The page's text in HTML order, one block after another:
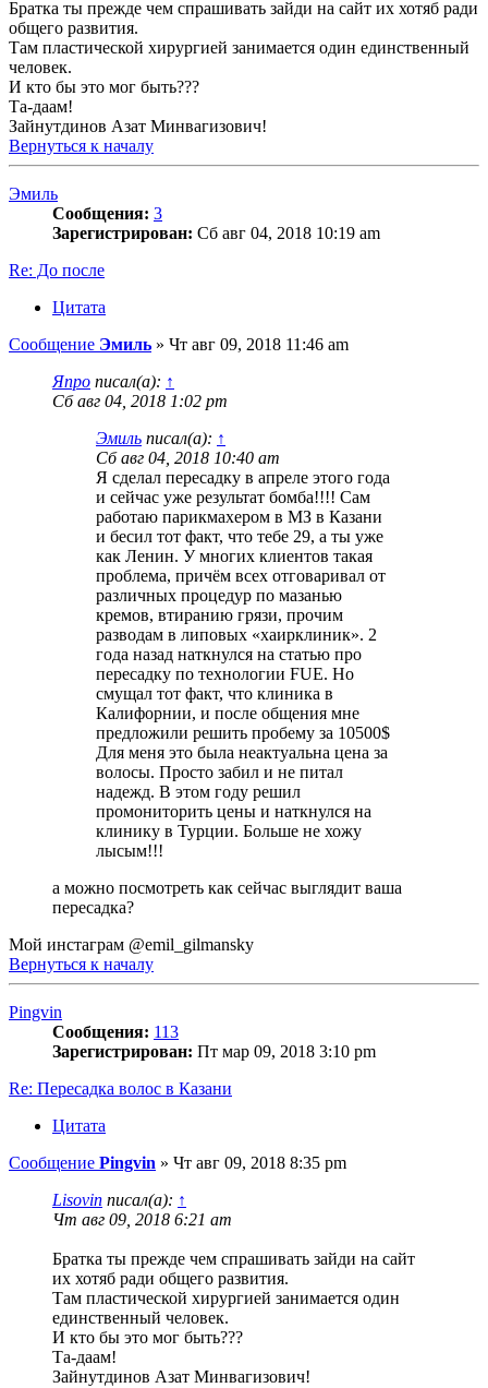
Братка ты прежде чем спрашивать зайди на сайт их хотяб ради
общего развития.
Там пластической хирургией занимается один единственный
человек.
И кто бы это мог быть???
Та-даам!
Зайнутдинов Азат Минвагизович!
Вернуться к началу
Эмиль
Сообщения: 3
Зарегистрирован: Сб авг 04, 2018 10:19 am
Re: До после
Цитата
Сообщение Эмиль » Чт авг 09, 2018 11:46 am
Япро писал(а): ↑
Сб авг 04, 2018 1:02 pm
Эмиль писал(а): ↑
Сб авг 04, 2018 10:40 am
Я сделал пересадку в апреле этого года
и сейчас уже результат бомба!!!! Сам
работаю парикмахером в МЗ в Казани
и бесил тот факт, что тебе 29, а ты уже
как Ленин. У многих клиентов такая
проблема, причём всех отговаривал от
различных процедур по мазанью
кремов, втиранию грязи, прочим
разводам в липовых «хаирклиник». 2
года назад наткнулся на статью про
пересадку по технологии FUE. Но
смущал тот факт, что клиника в
Калифорнии, и после общения мне
предложили решить пробему за 10500$
Для меня это была неактуальна цена за
волосы. Просто забил и не питал
надежд. В этом году решил
промониторить цены и наткнулся на
клинику в Турции. Больше не хожу
лысым!!!
а можно посмотреть как сейчас выглядит ваша
пересадка?
Мой инстаграм @emil_gilmansky
Вернуться к началу
Pingvin
Сообщения: 113
Зарегистрирован: Пт мар 09, 2018 3:10 pm
Re: Пересадка волос в Казани
Цитата
Сообщение Pingvin » Чт авг 09, 2018 8:35 pm
Lisovin писал(а): ↑
Чт авг 09, 2018 6:21 am
Братка ты прежде чем спрашивать зайди на сайт
их хотяб ради общего развития.
Там пластической хирургией занимается один
единственный человек.
И кто бы это мог быть???
Та-даам!
Зайнутдинов Азат Минвагизович!